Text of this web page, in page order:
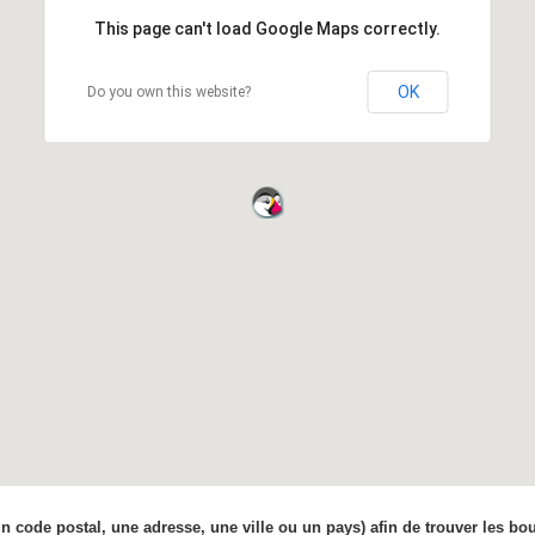
This page can't load Google Maps correctly.
Do you own this website? OK
code postal, une adresse, une ville ou un pays) afin de trouver les